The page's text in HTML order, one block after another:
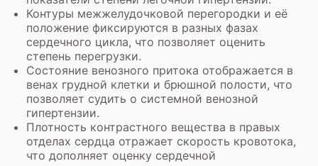
Контуры межжелудочковой перегородки и её
положение фиксируются в разных фазах
сердечного цикла, что позволяет оценить
степень перегрузки.
Состояние венозного притока отображается в
венах грудной клетки и брюшной полости, что
позволяет судить о системной венозной
гипертензии.
Плотность контрастного вещества в правых
отделах сердца отражает скорость кровотока,
что дополняет оценку сердечной